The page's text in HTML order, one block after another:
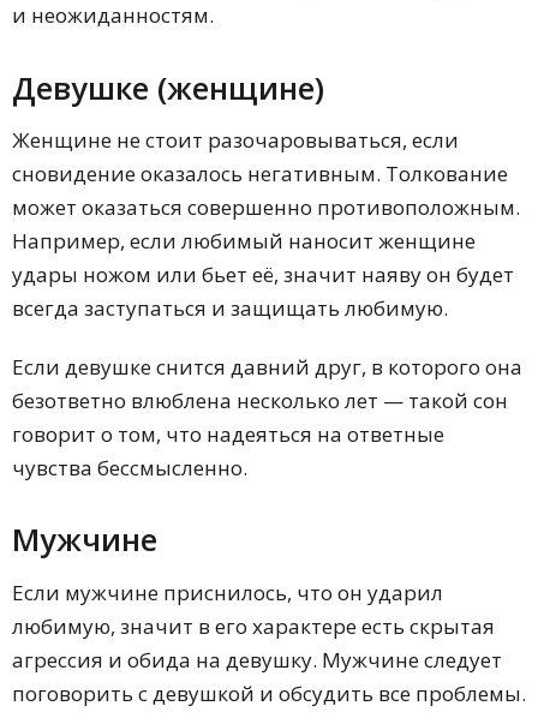
и неожиданностям.
Девушке (женщине)
Женщине не стоит разочаровываться, если
сновидение оказалось негативным. Толкование
может оказаться совершенно противоположным.
Например, если любимый наносит женщине
удары ножом или бьет её, значит наяву он будет
всегда заступаться и защищать любимую.
Если девушке снится давний друг, в которого она
безответно влюблена несколько лет — такой сон
говорит о том, что надеяться на ответные
чувства бессмысленно.
Мужчине
Если мужчине приснилось, что он ударил
любимую, значит в его характере есть скрытая
агрессия и обида на девушку. Мужчине следует
поговорить с девушкой и обсудить все проблемы.